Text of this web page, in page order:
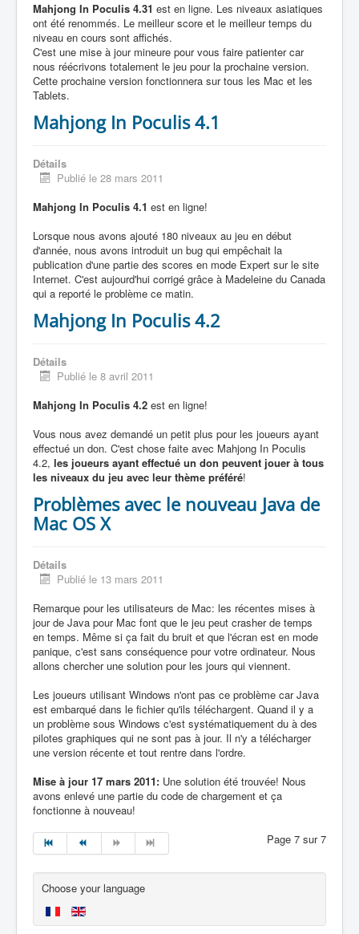
Mahjong In Poculis 4.31 est en ligne. Les niveaux asiatiques
ont été renommés. Le meilleur score et le meilleur temps du
niveau en cours sont affichés.
C'est une mise à jour mineure pour vous faire patienter car
nous réécrivons totalement le jeu pour la prochaine version.
Cette prochaine version fonctionnera sur tous les Mac et les
Tablets.
Mahjong In Poculis 4.1
Détails
Publié le 28 mars 2011
Mahjong In Poculis 4.1 est en ligne!
Lorsque nous avons ajouté 180 niveaux au jeu en début
d'année, nous avons introduit un bug qui empêchait la
publication d'une partie des scores en mode Expert sur le site
Internet. C'est aujourd'hui corrigé grâce à Madeleine du Canada
qui a reporté le problème ce matin.
Mahjong In Poculis 4.2
Détails
Publié le 8 avril 2011
Mahjong In Poculis 4.2 est en ligne!
Vous nous avez demandé un petit plus pour les joueurs ayant
effectué un don. C'est chose faite avec Mahjong In Poculis
4.2, les joueurs ayant effectué un don peuvent jouer à tous
les niveaux du jeu avec leur thème préféré!
Problèmes avec le nouveau Java de
Mac OS X
Détails
Publié le 13 mars 2011
Remarque pour les utilisateurs de Mac: les récentes mises à
jour de Java pour Mac font que le jeu peut crasher de temps
en temps. Même si ça fait du bruit et que l'écran est en mode
panique, c'est sans conséquence pour votre ordinateur. Nous
allons chercher une solution pour les jours qui viennent.
Les joueurs utilisant Windows n'ont pas ce problème car Java
est embarqué dans le fichier qu'ils téléchargent. Quand il y a
un problème sous Windows c'est systématiquement du à des
pilotes graphiques qui ne sont pas à jour. Il n'y a télécharger
une version récente et tout rentre dans l'ordre.
Mise à jour 17 mars 2011: Une solution été trouvée! Nous
avons enlevé une partie du code de chargement et ça
fonctionne à nouveau!
Page 7 sur 7
Choose your language